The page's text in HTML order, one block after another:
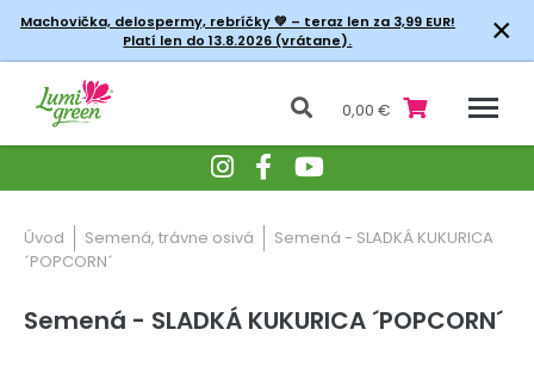
Machovička, delospermy, rebríčky💚 – teraz len za 3,99 EUR!
Platí len do 13.8.2026 (vrátane).
×
0,00 €
Úvod Semená, trávne osivá
Semená - SLADKÁ KUKURICA
´POPCORN´
Semená - SLADKÁ KUKURICA ´POPCORN´